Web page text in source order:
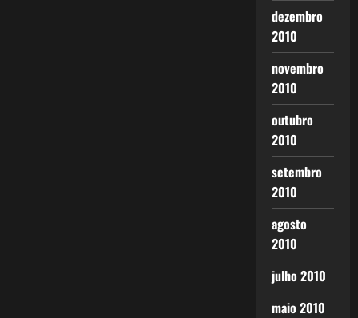
dezembro
2010
novembro
2010
outubro
2010
setembro
2010
agosto
2010
julho 2010
maio 2010